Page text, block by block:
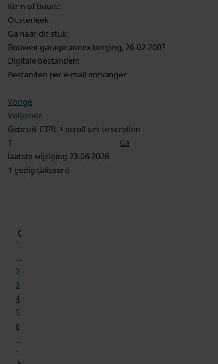
Kern of buurt:
Oosterleek
Ga naar dit stuk:
Bouwen garage annex berging, 26-02-2007
Digitale bestanden:
Bestanden per e-mail ontvangen
Vorige
Volgende
Gebruik CTRL + scroll om te scrollen
Ga
laatste wijziging 23-06-2026
1 gedigitaliseerd
1
...
2
3
4
5
6
...
1